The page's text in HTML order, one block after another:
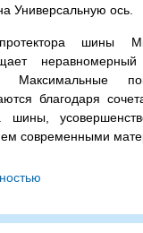
Универсальную ось.
шины
Максимальные
благодаря
шины,
современными
190 км/ч.